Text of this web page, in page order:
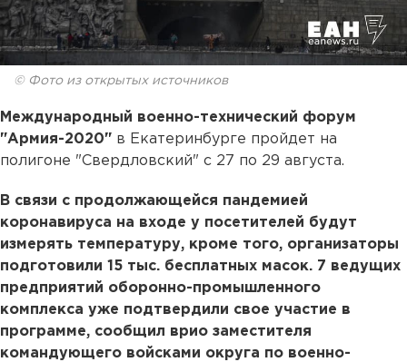
© Фото из открытых источников
Международный военно-технический форум
"Армия-2020" в Екатеринбурге пройдет на
полигоне "Свердловский" с 27 по 29 августа.
В связи с продолжающейся пандемией
коронавируса на входе у посетителей будут
измерять температуру, кроме того, организаторы
подготовили 15 тыс. бесплатных масок. 7 ведущих
предприятий оборонно-промышленного
комплекса уже подтвердили свое участие в
программе, сообщил врио заместителя
командующего войсками округа по военно-